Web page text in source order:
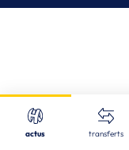
Recherche
actus transferts
LBE | 07/08/2026